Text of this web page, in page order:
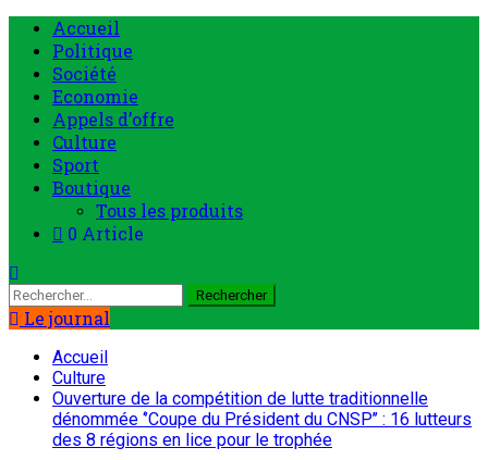
Menu
principal
Accueil
Politique
Société
Economie
Appels d’offre
Culture
Sport
Boutique
Tous les produits
0 Article
Rechercher :
Le journal
Accueil
Culture
Ouverture de la compétition de lutte traditionnelle
dénommée ‘’Coupe du Président du CNSP’’ : 16 lutteurs
des 8 régions en lice pour le trophée